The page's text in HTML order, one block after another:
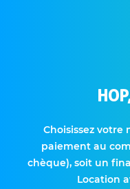
Choisissez votre
paiement au
chèque), soit un
Location